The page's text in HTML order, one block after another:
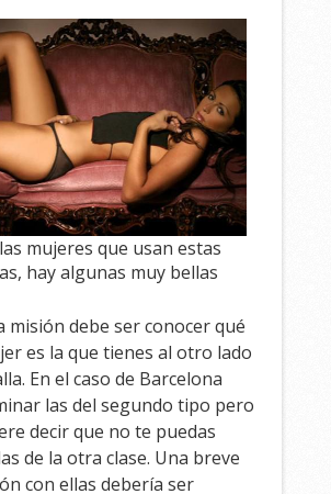
mujeres que usan estas
hay algunas muy bellas
misión debe ser conocer qué
es la que tienes al otro lado
En el caso de Barcelona
las del segundo tipo pero
decir que no te puedas
de la otra clase. Una breve
con ellas debería ser